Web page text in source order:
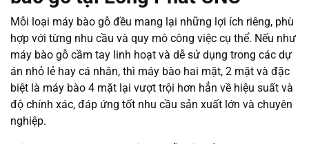
Mỗi loại máy bào gỗ đều mang lại những lợi ích riêng, phù
hợp với từng nhu cầu và quy mô công việc cụ thể. Nếu như
máy bào gỗ cầm tay linh hoạt và dễ sử dụng trong các dự
án nhỏ lẻ hay cá nhân, thì máy bào hai mặt, 2 mặt và đặc
biệt là máy bào 4 mặt lại vượt trội hơn hẳn về hiệu suất và
độ chính xác, đáp ứng tốt nhu cầu sản xuất lớn và chuyên
nghiệp.